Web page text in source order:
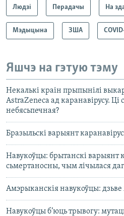
Людзі Перадачы На
Мэдыцына ЗША
Яшчэ на гэтую тэму
Некалькі краін прыпынілі
AstraZeneca ад каранавірусу. Ці
небясьпечная?
Бразыльскі варыянт
Навукоўцы: брытанскі варыянт
сьмертаносны, чым лічылася
Амэрыканскія навукоўцы:
Навукоўцы б’юць трывогу: